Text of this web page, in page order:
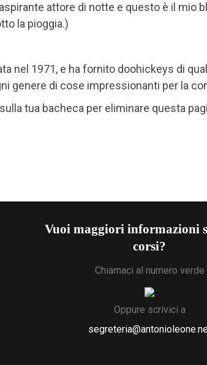
attore di notte e questo è il mio
la pioggia.)
nel 1971, e ha fornito doohickeys di
genere di cose impressionanti per la
tua bacheca per eliminare questa
Vuoi maggiori informazioni
corsi?
Chiamaci al numero verde
Oppure scrivici a